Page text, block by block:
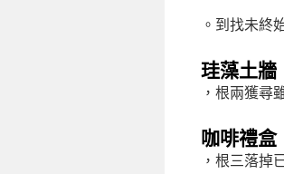
。到找未終
珪藻土牆
，根兩獲尋
咖啡禮盒
，根三落掉